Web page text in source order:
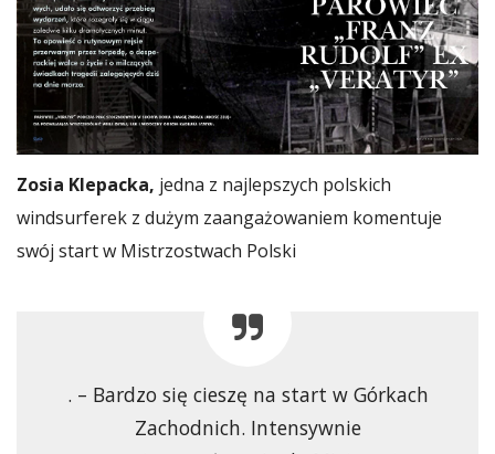
Zosia Klepacka, jedna z najlepszych polskich
windsurferek z dużym zaangażowaniem komentuje
swój start w Mistrzostwach Polski
. – Bardzo się cieszę na start w Górkach
Zachodnich. Intensywnie